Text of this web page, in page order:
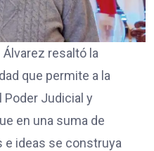
resaltó la
que permite a la
Poder Judicial y
en una suma de
e ideas se construya